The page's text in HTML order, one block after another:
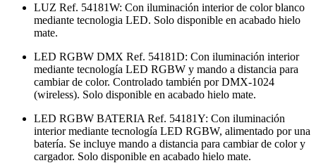
LUZ Ref. 54181W: Con iluminación interior de color blanco
mediante tecnologia LED. Solo disponible en acabado hielo
mate.
LED RGBW DMX Ref. 54181D: Con iluminación interior
mediante tecnología LED RGBW y mando a distancia para
cambiar de color. Controlado también por DMX-1024
(wireless). Solo disponible en acabado hielo mate.
LED RGBW BATERIA Ref. 54181Y: Con iluminación
interior mediante tecnología LED RGBW, alimentado por una
batería. Se incluye mando a distancia para cambiar de color y
cargador. Solo disponible en acabado hielo mate.